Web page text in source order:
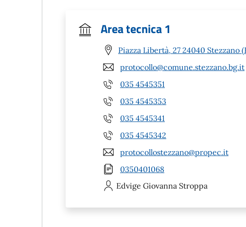
Area tecnica 1
Piazza Libertà, 27 24040 Stezzano
protocollo@comune.stezzano.bg.it
035 4545351
035 4545353
035 4545341
035 4545342
protocollostezzano@propec.it
0350401068
Edvige Giovanna Stroppa